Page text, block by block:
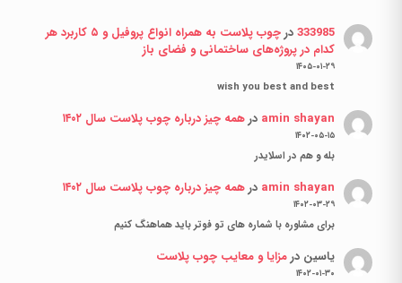
333985در
چوب پلاست به همراه انواع پروفیل و ۵ کاربرد هر
کدام در پروژه‌های ساختمانی و فضای باز
۱۴۰۵-۰۱-۲۹
wish you best and best
amin shayan درهمه چیز درباره چوب پلاست سال ۱۴۰۲
۱۴۰۲-۰۵-۱۵
بله و هم در اسلایدر
amin shayan درهمه چیز درباره چوب پلاست سال ۱۴۰۲
۱۴۰۲-۰۳-۲۹
برای مشاوره با شماره های تو فوتر باید هماهنگ کنیم
یاسین درمزایا و معایب چوب پلاست
۱۴۰۲-۰۱-۳۰